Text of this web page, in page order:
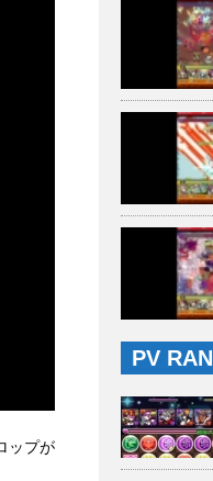
ップが
PV